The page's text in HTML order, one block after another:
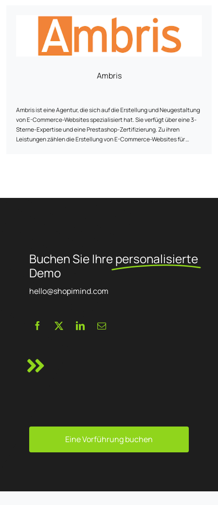
Ukoo hat seinen Sitz in Mulhouse und ist telefonisch oder über die
sozialen Netzwerke erreichbar.
Ambris
Ambris ist eine Agentur, die sich auf die Erstellung und Neugestaltung
von E-Commerce-Websites spezialisiert hat. Sie verfügt über eine 3-
Sterne-Expertise und eine Prestashop-Zertifizierung. Zu ihren
Leistungen zählen die Erstellung von E-Commerce-Websites für
und steht telefonisch und per E-Mail für die Zusammenarbeit an
Buchen Sie Ihrepersonalisierte
Demo
hello@shopimind.com
Eine Vorführung buchen